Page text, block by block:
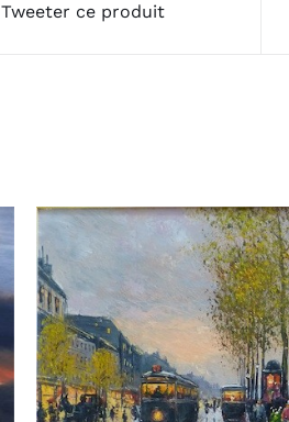
Tweeter ce produit
AJOUTER AU PANIER